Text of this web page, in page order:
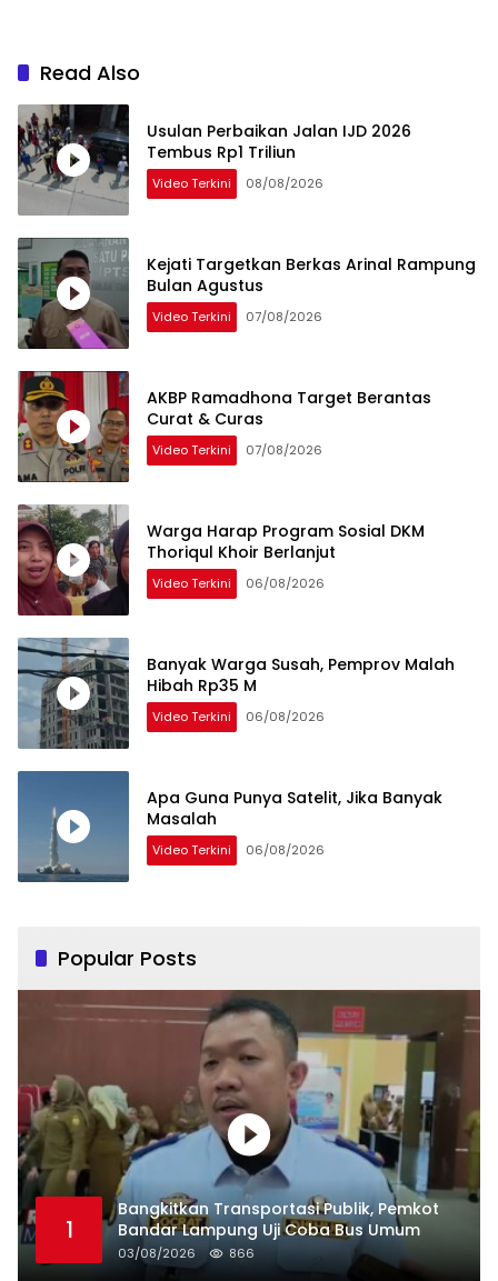
Read Also
Usulan Perbaikan Jalan IJD 2026
Tembus Rp1 Triliun
Video Terkini 08/08/2026
Kejati Targetkan Berkas Arinal Rampung
Bulan Agustus
Video Terkini 07/08/2026
AKBP Ramadhona Target Berantas
Curat & Curas
Video Terkini 07/08/2026
Warga Harap Program Sosial DKM
Thoriqul Khoir Berlanjut
Video Terkini 06/08/2026
Banyak Warga Susah, Pemprov Malah
Hibah Rp35 M
Video Terkini 06/08/2026
Apa Guna Punya Satelit, Jika Banyak
Masalah
Video Terkini 06/08/2026
Popular Posts
1
Bangkitkan Transportasi Publik, Pemkot
Bandar Lampung Uji Coba Bus Umum
03/08/2026 866